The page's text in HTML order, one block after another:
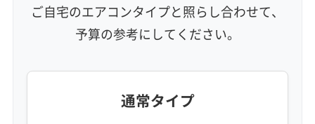
利便性・サービス (12)
当日予約可能
即日対応可能 24時間対応
土日祝日対応
防カビ・抗菌 消臭処理
ご自宅のエアコンタイプと照らし合わせて、
予算の参考にしてください。
通常タイプ